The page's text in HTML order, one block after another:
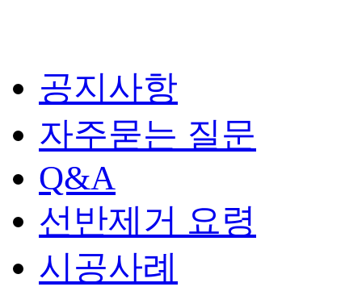
공지사항
자주묻는 질문
Q&A
선반제거 요령
시공사례